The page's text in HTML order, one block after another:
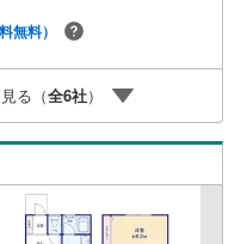
いてご相談頂けます4.年中
ッズスペース、授乳室、
ンジュースをご用意してお
右上の“室内・現地を見学す
ください。
無料）
る（全6社）